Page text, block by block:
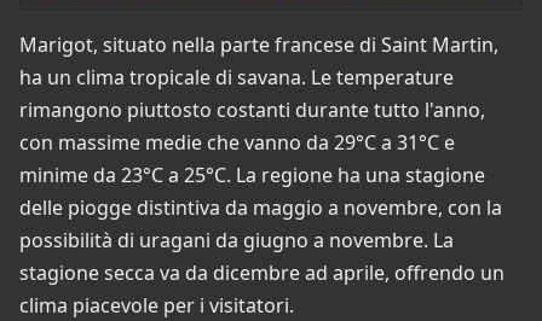
Marigot, situato nella parte francese di Saint Martin,
ha un clima tropicale di savana. Le temperature
rimangono piuttosto costanti durante tutto l'anno,
con massime medie che vanno da 29°C a 31°C e
minime da 23°C a 25°C. La regione ha una stagione
delle piogge distintiva da maggio a novembre, con la
possibilità di uragani da giugno a novembre. La
stagione secca va da dicembre ad aprile, offrendo un
clima piacevole per i visitatori.